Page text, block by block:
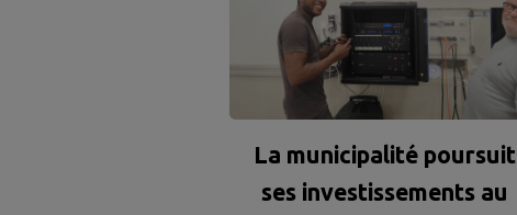
La municipalité poursuit
ses investissements au